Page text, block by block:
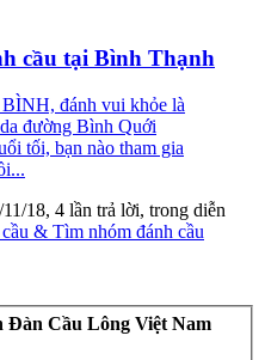
cầu tại Bình Thạnh
đánh vui khỏe là
đường Bình Quới
tối, bạn nào tham gia
11/18, 4 lần trả lời, trong diễn
& Tìm nhóm đánh cầu
Cầu Lông Việt Nam